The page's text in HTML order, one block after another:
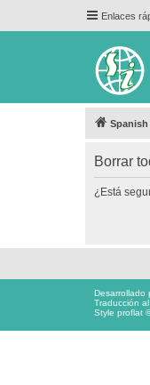
Enlaces
Borrar
¿Está
Desarrollado
Traducción
Style proflat